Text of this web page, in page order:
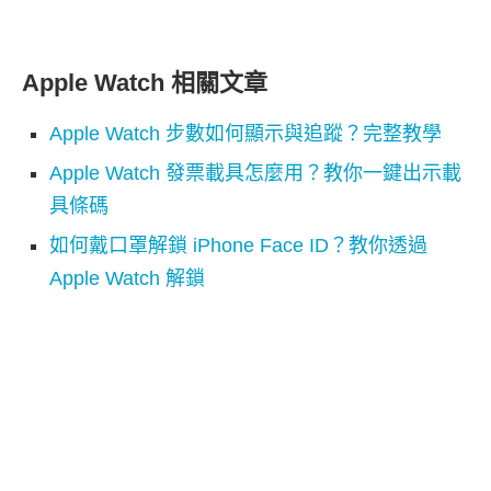
Apple Watch 相關文章
Apple Watch 步數如何顯示與追蹤？完整教學
Apple Watch 發票載具怎麼用？教你一鍵出示載
具條碼
如何戴口罩解鎖 iPhone Face ID？教你透過
Apple Watch 解鎖